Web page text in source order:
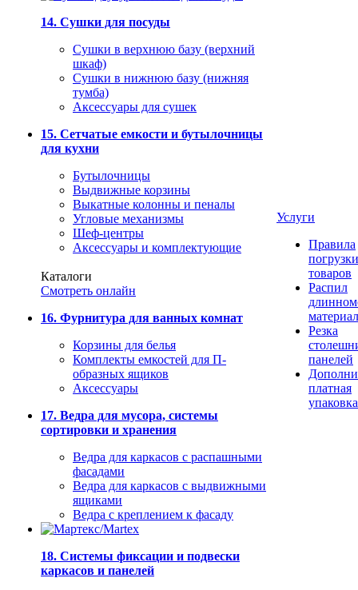
14. Сушки для посуды
Сушки в верхнюю базу (верхний
шкаф)
Сушки в нижнюю базу (нижняя
тумба)
Аксессуары для сушек
15. Сетчатые емкости и бутылочницы
для кухни
Бутылочницы
Выдвижные корзины
Выкатные колонны и пеналы
Угловые механизмы
Шеф-центры
Аксессуары и комплектующие
Каталоги
Смотреть онлайн
16. Фурнитура для ванных комнат
Корзины для белья
Комплекты емкостей для П-
образных ящиков
Аксессуары
17. Ведра для мусора, системы
сортировки и хранения
Ведра для каркасов с распашными
фасадами
Ведра для каркасов с выдвижными
ящиками
Ведра с креплением к фасаду
18. Системы фиксации и подвески
каркасов и панелей
Услуги
Правила
погрузки
товаров
Распил
Резка
панелей
платная
упаковка